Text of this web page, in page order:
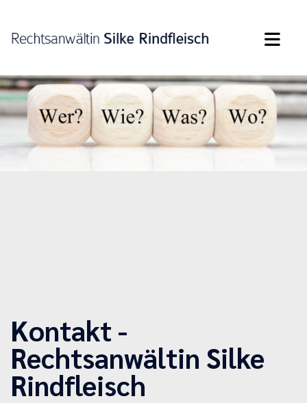
Kontakt -
Rechtsanwältin Silke
Rindfleisch